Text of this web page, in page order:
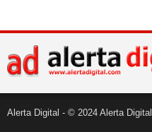
Alerta Digital - © 2024 Alerta